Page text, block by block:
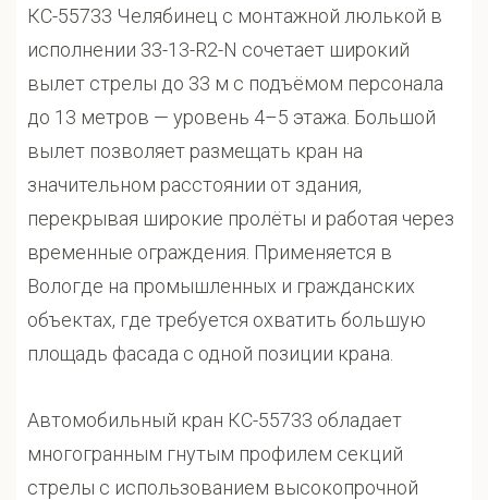
КС-55733 Челябинец с монтажной люлькой в
исполнении 33-13-R2-N сочетает широкий
вылет стрелы до 33 м с подъёмом персонала
до 13 метров — уровень 4–5 этажа. Большой
вылет позволяет размещать кран на
значительном расстоянии от здания,
перекрывая широкие пролёты и работая через
временные ограждения. Применяется в
Вологде на промышленных и гражданских
объектах, где требуется охватить большую
площадь фасада с одной позиции крана.
Автомобильный кран КС-55733 обладает
многогранным гнутым профилем секций
стрелы с использованием высокопрочной